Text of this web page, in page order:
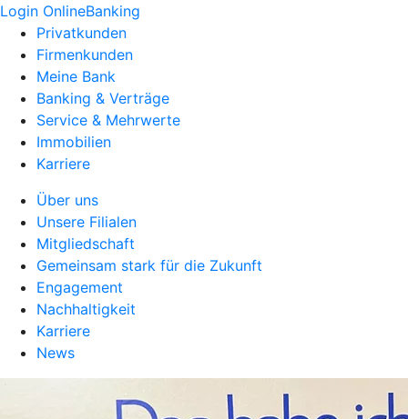
Login OnlineBanking
Privatkunden
Firmenkunden
Meine Bank
Banking & Verträge
Service & Mehrwerte
Immobilien
Karriere
Über uns
Unsere Filialen
Mitgliedschaft
Gemeinsam stark für die Zukunft
Engagement
Nachhaltigkeit
Karriere
News